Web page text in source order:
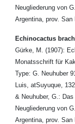
Neugliederung von
Argentina, prov. San
Echinocactus
Gürke, M. (1907):
Monatsschrift für
Type: G. Neuhuber
Luis, atSuyuque,
& Neuhuber, G.:
Neugliederung von
Argentina, prov. San